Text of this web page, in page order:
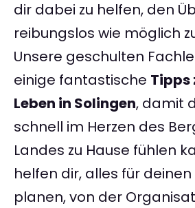
dir dabei zu helfen, den
reibungslos wie möglich
Unsere geschulten
einige fantastische Tipps
Leben in Solingen, damit
schnell im Herzen des
Landes zu Hause fühlen
helfen dir, alles für deinen
planen, von der